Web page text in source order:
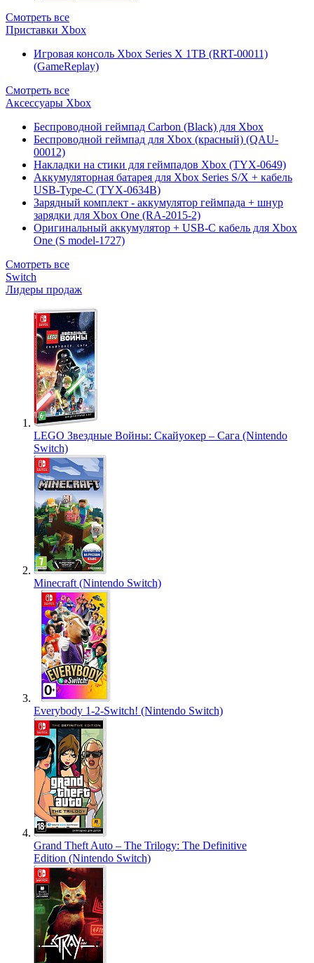
Смотреть все
Приставки Xbox
Игровая консоль Xbox Series X 1TB (RRT-00011)
(GameReplay)
Смотреть все
Аксессуары Xbox
Беспроводной геймпад Carbon (Black) для Xbox
Беспроводной геймпад для Xbox (красный) (QAU-
00012)
Накладки на стики для геймпадов Xbox (TYX-0649)
Аккумуляторная батарея для Xbox Series S/X + кабель
USB-Type-C (TYX-0634B)
Зарядный комплект - аккумулятор геймпада + шнур
зарядки для Xbox One (RA-2015-2)
Оригинальный аккумулятор + USB-C кабель для Xbox
One (S model-1727)
Смотреть все
Switch
Лидеры продаж
LEGO Звездные Войны: Скайуокер – Сага (Nintendo
Switch)
Minecraft (Nintendo Switch)
Everybody 1-2-Switch! (Nintendo Switch)
Grand Theft Auto – The Trilogy: The Definitive
Edition (Nintendo Switch)